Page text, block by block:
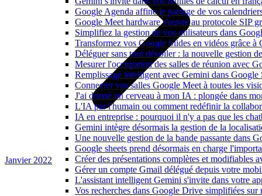
Google Agenda affine le partage de vos
Google Meet hardware s'ouvre au protocole SIP
Simplifiez la gestion de vos utilisateurs dans
Transformez vos Google Slides en vidéos grâce
Déléguer sans tout dévoiler : la nouvelle gestion
Mesurer l'occupation des salles de réunion avec
Remplissage intelligent avec Gemini dans Google
Connecter vos salles Google Meet à toutes les
J'ai donné un cerveau à mon IA : plongée dans
L'IA par l'humain ou comment redéfinir la
IA en entreprise : pourquoi il n'y a pas que les
Gemini intègre désormais la gestion de la
Une nouvelle gestion de la bande passante dans
Google sheets prend désormais en charge
Créer des présentations complètes et modifiables
Gérer un compte Gmail délégué depuis votre
L'assistant intelligent Gemini s'invite dans votre
Vos recherches dans Google Drive simplifiées
Janvier 2022